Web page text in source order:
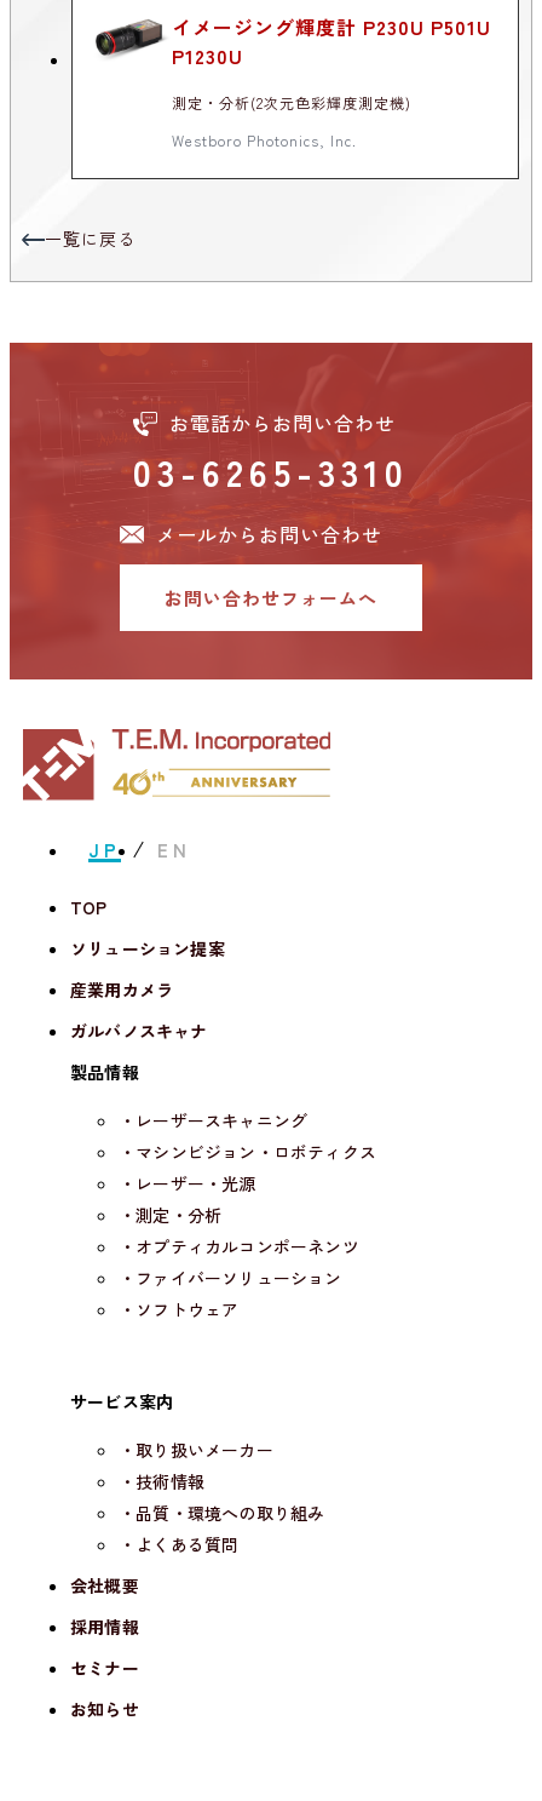
イメージング輝度計 P230U P501U
P1230U
測定・分析(2次元色彩輝度測定機)
Westboro Photonics, Inc.
一覧に戻る
お電話からお問い合わせ
03-6265-3310
メールからお問い合わせ
お問い合わせフォームへ
JP EN
TOP
ソリューション提案
産業用カメラ
ガルバノスキャナ
製品情報
・レーザースキャニング
・マシンビジョン・ロボティクス
・レーザー・光源
・測定・分析
・オプティカルコンポーネンツ
・ファイバーソリューション
・ソフトウェア
サービス案内
・取り扱いメーカー
・技術情報
・品質・環境への取り組み
・よくある質問
会社概要
採用情報
セミナー
お知らせ